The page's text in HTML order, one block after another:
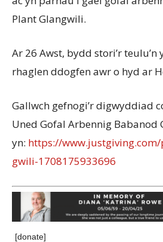
Plant Glangwili.
Ar 26 Awst, bydd stori’r
rhaglen ddogfen awr o hyd ar
Gallwch gefnogi’r digwyddiad
Uned Gofal Arbennig Babanod
yn: https://
gwili-1708175933696
[donate]